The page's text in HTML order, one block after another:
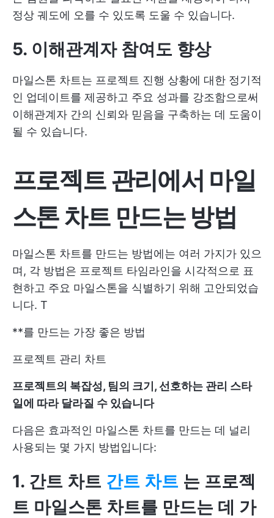
정상 궤도에 오를 수 있도록 도울 수 있습니다.
5. 이해관계자 참여도 향상
마일스톤 차트는 프로젝트 진행 상황에 대한 정기적
인 업데이트를 제공하고 주요 성과를 강조함으로써
이해관계자 간의 신뢰와 믿음을 구축하는 데 도움이
될 수 있습니다.
프로젝트 관리에서 마일
스톤 차트 만드는 방법
마일스톤 차트를 만드는 방법에는 여러 가지가 있으
며, 각 방법은 프로젝트 타임라인을 시각적으로 표
현하고 주요 마일스톤을 식별하기 위해 고안되었습
니다. T
**를 만드는 가장 좋은 방법
프로젝트 관리 차트
프로젝트의 복잡성, 팀의 크기, 선호하는 관리 스타
일에 따라 달라질 수 있습니다
다음은 효과적인 마일스톤 차트를 만드는 데 널리
사용되는 몇 가지 방법입니다:
1. 간트 차트 간트 차트 는 프로젝
트 마일스톤 차트를 만드는 데 가